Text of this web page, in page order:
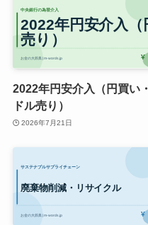
2022年円安介入（円買い・
ドル売り）
2026年7月21日